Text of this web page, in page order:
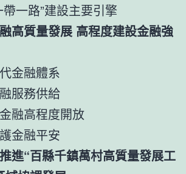
一路”建設主要引擎
高質量發展 高程度建設金融強
金融體系
服務供給
融高程度開放
金融平安
進“百縣千鎮萬村高質量發展工